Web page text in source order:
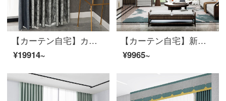
【カーテン自宅】カーテン完成品の高遮光きらびやかな星河落下窓リビングルームの高精密つなぎ合わせ定型化には、裏地LDC 20 FWC-穴あけ/カーテンヘッドを含まない(高さ2.6メートル以内で変更可能)XLのカーテンセット/ダブルオープン(適用窓の幅4.1-1.4メートル)
¥19914~
【カーテン自宅】新中国式高精密ブラインドカスタムリビングルームの床の窓の上に、純色のカーテンの完成品の高遮光LDC 20 SSB-0601 Sフック/カーテンヘッドを含まない(高2.6 m以内で変更可能)XLブラインドセット/ダブルオープン(適用窓幅3.5-4.1 m)
¥9965~